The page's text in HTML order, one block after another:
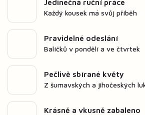
Jedinečná ruční práce
Každý kousek má svůj příběh
Pravidelné odeslání
Balíčků v pondělí a ve čtvrtek
Pečlivě sbírané květy
Z šumavských a jihočeských
Krásně a vkusně zabaleno